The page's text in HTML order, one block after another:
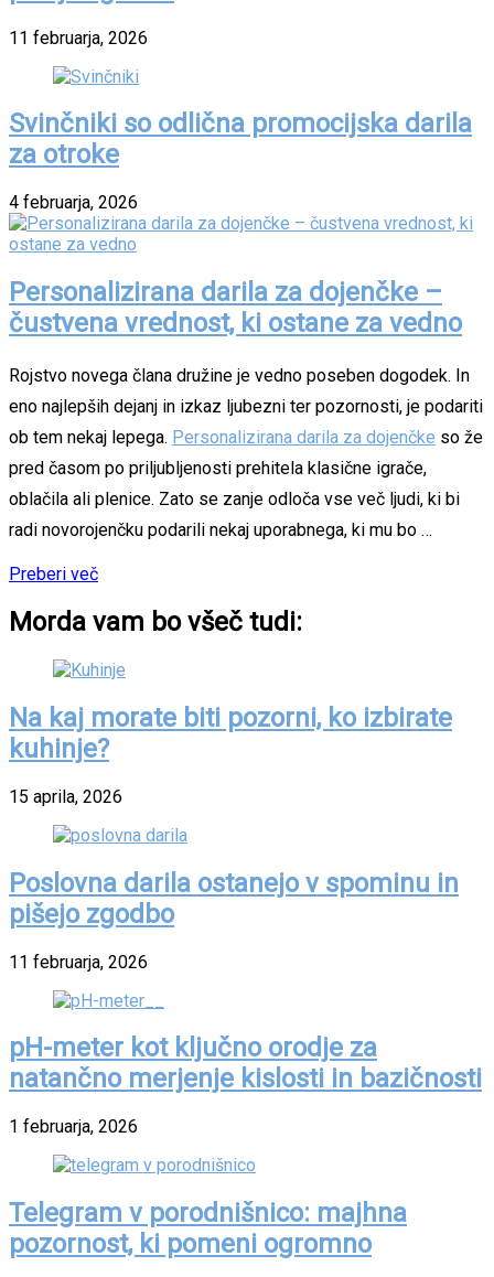
11 februarja, 2026
Svinčniki so odlična promocijska darila
za otroke
4 februarja, 2026
Personalizirana darila za dojenčke –
čustvena vrednost, ki ostane za vedno
Rojstvo novega člana družine je vedno poseben dogodek. In
eno najlepših dejanj in izkaz ljubezni ter pozornosti, je podariti
ob tem nekaj lepega. Personalizirana darila za dojenčke so že
pred časom po priljubljenosti prehitela klasične igrače,
oblačila ali plenice. Zato se zanje odloča vse več ljudi, ki bi
radi novorojenčku podarili nekaj uporabnega, ki mu bo …
Preberi več
Morda vam bo všeč tudi:
Na kaj morate biti pozorni, ko izbirate
kuhinje?
15 aprila, 2026
Poslovna darila ostanejo v spominu in
pišejo zgodbo
11 februarja, 2026
pH-meter kot ključno orodje za
natančno merjenje kislosti in bazičnosti
1 februarja, 2026
Telegram v porodnišnico: majhna
pozornost, ki pomeni ogromno